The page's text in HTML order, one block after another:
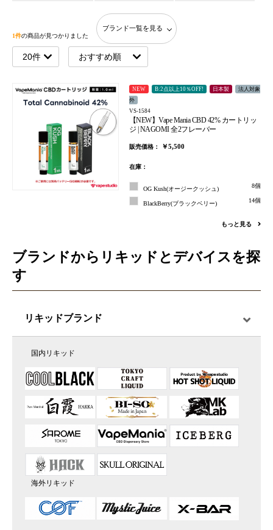
ブランド一覧を見る
1件の商品が見つかりました
NEW B:2点以上10％OFF! 日本製
法人対象
外
VS-1584
【NEW】Vape Mania CBD 42% カートリッ
ジ | NAGOMI 全2フレーバー
販売価格： ￥5,500
在庫：
OG Kush(オージークッシュ) 8個
BlackBerry(ブラックベリー) 14個
もっと見る
ブランドからリキッドとデバイスを探
す
リキッドブランド
国内リキッド
海外リキッド